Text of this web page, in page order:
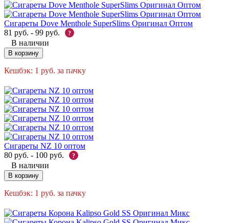
Сигареты Dove Menthole SuperSlims Оригинал Оптом
81 руб. - 99 руб. ?
В наличии
В корзину
Кешбэк: 1 руб. за пачку
Сигареты NZ 10 оптом
80 руб. - 100 руб. ?
В наличии
В корзину
Кешбэк: 1 руб. за пачку